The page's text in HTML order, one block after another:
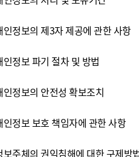
인정보의 제3자 제공에 관한 사항
인정보 파기 절차 및 방법
인정보의 안전성 확보조치
인정보 보호 책임자에 관한 사항
보주체의 권익침해에 대한 구제방